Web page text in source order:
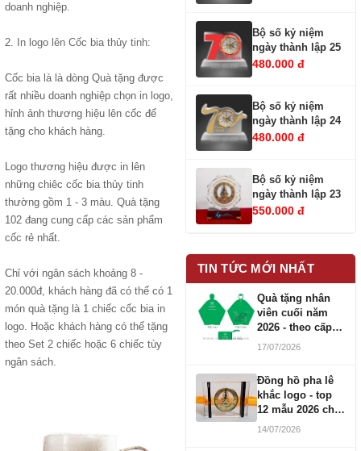
doanh nghiệp.
2. In logo lên Cốc bia thủy tinh:
Cốc bia là là dòng Quà tặng được
rất nhiều doanh nghiệp chọn in logo,
hỉnh ảnh thương hiệu lên cốc để
tặng cho khách hàng.
Logo thương hiệu được in lên
những chiêc cốc bia thủy tinh
thường gồm 1 - 3 màu. Quà tặng
102 đang cung cấp các sản phẩm
cốc rẻ nhất.
Chỉ với ngân sách khoảng 8 -
20.000đ, khách hàng đã có thể có 1
món quà tặng là 1 chiếc cốc bia in
logo. Hoặc khách hàng có thể tặng
theo Set 2 chiếc hoặc 6 chiếc tùy
ngân sách.
Bộ số kỷ niệm
ngày thành lập 25
480.000 đ
Bộ số kỷ niệm
ngày thành lập 24
480.000 đ
Bộ số kỷ niệm
ngày thành lập 23
550.000 đ
TIN TỨC MỚI NHẤT
Quà tặng nhân
viên cuối năm
2026 - theo cấp
bậc CBNV
17/07/2026
Đồng hồ pha lê
khắc logo - top
12 mẫu 2026 cho
doanh nghiệp
14/07/2026